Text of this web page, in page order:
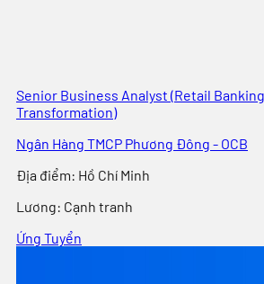
Senior Business Analyst (Retail
Transformation)
Ngân Hàng TMCP Phương Đông - OCB
Địa điểm: Hồ Chí Minh
Lương: Cạnh tranh
Ứng Tuyển